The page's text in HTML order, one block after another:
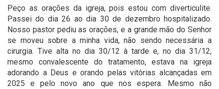
Peço as orações da igreja, pois estou com diverticulite.
Passei do dia 26 ao dia 30 de dezembro hospitalizado.
Nosso pastor pediu as orações, e a grande mão do Senhor
se moveu sobre a minha vida, não sendo necessária a
cirurgia. Tive alta no dia 30/12 à tarde e, no dia 31/12,
mesmo convalescente do tratamento, estava na igreja
adorando a Deus e orando pelas vitórias alcançadas em
2025 e pelo novo ano que nos espera. Mesmo não